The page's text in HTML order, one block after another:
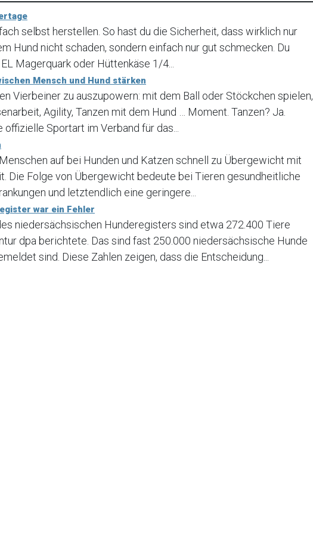
selbst herstellen. So hast du die Sicherheit, dass wirklich nur
Hund nicht schaden, sondern einfach nur gut schmecken. Du
Magerquark oder Hüttenkäse 1/4...
Mensch und Hund stärken
Vierbeiner zu auszupowern: mit dem Ball oder Stöckchen spielen,
Agility, Tanzen mit dem Hund … Moment. Tanzen? Ja.
Sportart im Verband für das...
auf bei Hunden und Katzen schnell zu Übergewicht mit
Die Folge von Übergewicht bedeute bei Tieren gesundheitliche
und letztendlich eine geringere...
war ein Fehler
niedersächsischen Hunderegisters sind etwa 272.400 Tiere
dpa berichtete. Das sind fast 250.000 niedersächsische Hunde
sind. Diese Zahlen zeigen, dass die Entscheidung...